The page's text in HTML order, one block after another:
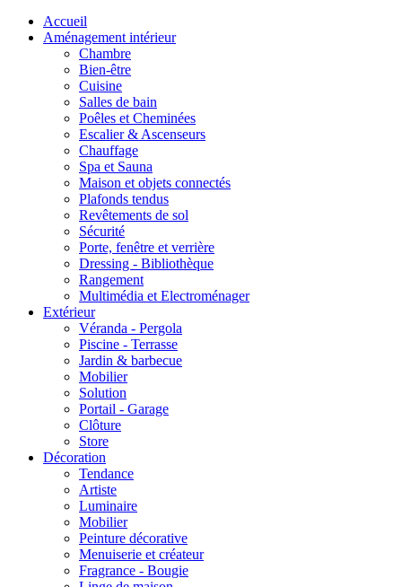
Accueil
Aménagement intérieur
Chambre
Bien-être
Cuisine
Salles de bain
Poêles et Cheminées
Escalier & Ascenseurs
Chauffage
Spa et Sauna
Maison et objets connectés
Plafonds tendus
Revêtements de sol
Sécurité
Porte, fenêtre et verrière
Dressing - Bibliothèque
Rangement
Multimédia et Electroménager
Extérieur
Véranda - Pergola
Piscine - Terrasse
Jardin & barbecue
Mobilier
Solution
Portail - Garage
Clôture
Store
Décoration
Tendance
Artiste
Luminaire
Mobilier
Peinture décorative
Menuiserie et créateur
Fragrance - Bougie